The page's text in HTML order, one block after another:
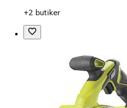
+2 butiker